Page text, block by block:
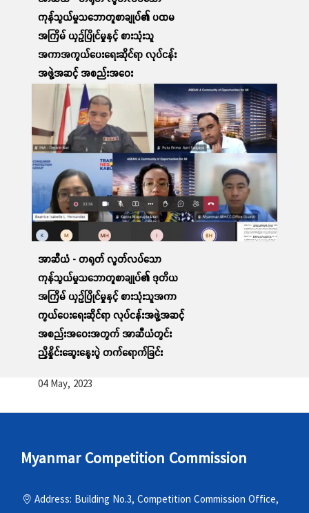
ကုန်သွယ်မှုသဘောတူစာချုပ်၏ ပထမ
အကြိမ် ယှဉ်ပြိုင်မှုနှင့် စားသုံးသူ
အကာအကွယ်ပေးရေးဆိုင်ရာ လုပ်ငန်း
အဖွဲ့အဆင့် အစည်းအဝေး
တက်ရောက်ခြင်း
12 Apr, 2023
အာဆီယံ - တရုတ် လွတ်လပ်သော
ကုန်သွယ်မှုသဘောတူစာချုပ်၏ ဒုတိယ
အကြိမ် ယှဉ်ပြိုင်မှုနှင့် စားသုံးသူအကာ
ကွယ်ပေးရေးဆိုင်ရာ လုပ်ငန်းအဖွဲ့အဆင့်
အစည်းအဝေးအတွက် အာဆီယံတွင်း
ညှိနှိုင်းဆွေးနွေးပွဲ တက်ရောက်ခြင်း
04 May, 2023
Myanmar Competition Commission
Address: Building No.3, Competition Commission Office,